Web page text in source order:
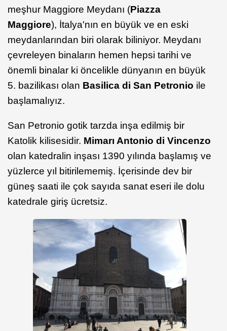
meşhur Maggiore Meydanı (Piazza
Maggiore), İtalya'nın en büyük ve en eski
meydanlarından biri olarak biliniyor. Meydanı
çevreleyen binaların hemen hepsi tarihi ve
önemli binalar ki öncelikle dünyanın en büyük
5. bazilikası olan Basilica di San Petronio ile
başlamalıyız.
San Petronio gotik tarzda inşa edilmiş bir
Katolik kilisesidir. Mimarı Antonio di Vincenzo
olan katedralin inşası 1390 yılında başlamış ve
yüzlerce yıl bitirilememiş. İçerisinde dev bir
güneş saati ile çok sayıda sanat eseri ile dolu
katedrale giriş ücretsiz.